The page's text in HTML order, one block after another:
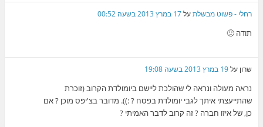
רחלי - פשוט מבשלתעל17 במרץ 2013 בשעה 00:52
תודה 🙂
שרון על19 במרץ 2013 בשעה 19:08
נראה מעולה ונראה לי שהולכת ליישם ביומולדת הקרוב (זוכרת
שהתייעצתי איתך לגבי יומולדת בפסח ? :)). מדובר בצ'יפס מוכן ? אם
כן, של איזו חברה ? זה קרוב לדבר האמיתי ?